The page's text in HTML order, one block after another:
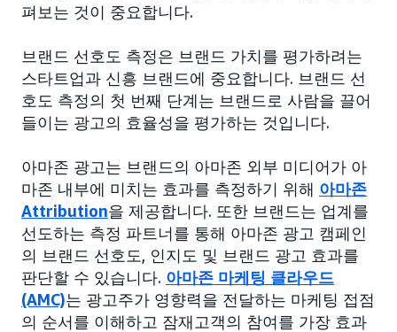
펴보는 것이 중요합니다.
브랜드 선호도 측정은 브랜드 가치를 평가하려는
스타트업과 신흥 브랜드에 중요합니다. 브랜드 선
호도 측정의 첫 번째 단계는 브랜드로 사람을 끌어
들이는 광고의 효율성을 평가하는 것입니다.
아마존 광고는 브랜드의 아마존 외부 미디어가 아
마존 내부에 미치는 효과를 측정하기 위해 아마존
Attribution을 제공합니다. 또한 브랜드는 업계를
선도하는 측정 파트너를 통해 아마존 광고 캠페인
의 브랜드 선호도, 인지도 및 브랜드 광고 효과를
판단할 수 있습니다. 아마존 마케팅 클라우드
(AMC)는 광고주가 영향력을 전달하는 마케팅 접점
의 순서를 이해하고 잠재고객의 참여를 가장 효과